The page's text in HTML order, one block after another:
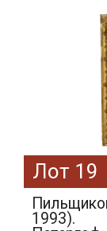
Лот 19
1993).